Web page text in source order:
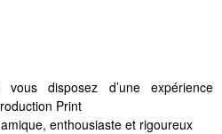
disposez d’une expérience
Print
enthousiaste et rigoureux